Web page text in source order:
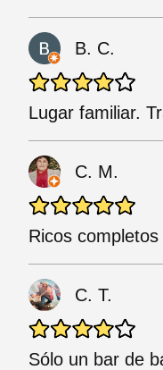
B. C.
Lugar familiar.
C. M.
Ricos
C. T.
Sólo un bar de